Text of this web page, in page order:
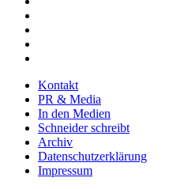
Kontakt
PR & Media
In den Medien
Schneider schreibt
Archiv
Datenschutzerklärung
Impressum